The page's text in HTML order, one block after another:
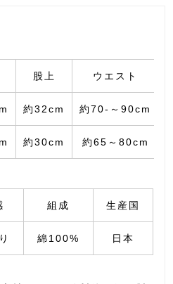
股上 ウエスト
約32cm 約70-～90cm
約30cm 約65～80cm
組成 生産国
綿100% 日本